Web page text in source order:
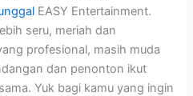
EASY Entertainment.
seru, meriah dan
profesional, masih muda
dan penonton ikut
Yuk bagi kamu yang ingin